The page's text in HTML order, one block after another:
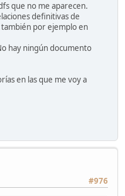
que no me aparecen.
definitivas de
también por ejemplo en
hay ningún documento
en las que me voy a
#976